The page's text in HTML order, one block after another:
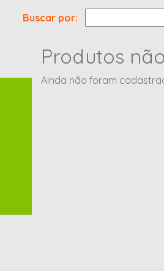
Buscar por:
Produtos
Ainda não foram